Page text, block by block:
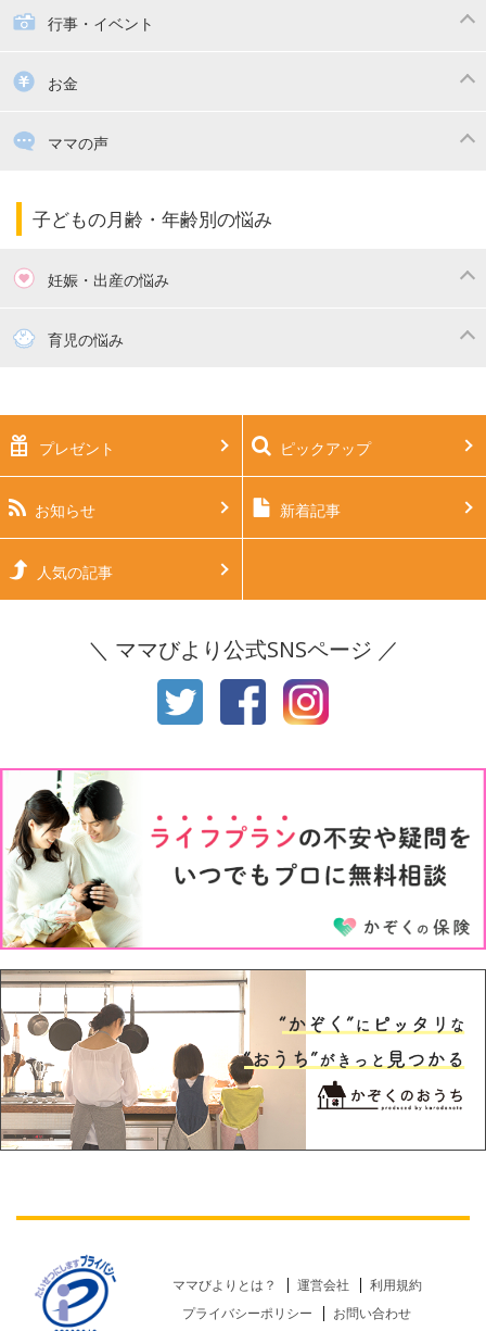
絵本
家族関係・夫婦関係
掃除
子供の服・ファッション
行事・イベント
漫画
出産祝い・内祝い
お金
住宅購入ママの声
子育てコラム
子どもの月齢・年齢別の悩み
妊娠・出産の悩み
妊活 育児の悩み
生後2ヶ月 生後3ヶ月
生後4ヶ月 生後5ヶ月
生後6ヶ月
生後11ヶ月
3才
5才 6才
プレゼント ピックアップ
お知らせ 新着記事
人気の記事
＼ ママびより公式SNSページ ／
ママびよりとは？ 運営会社
利用規約
プライバシーポリシー
お問い合わせ